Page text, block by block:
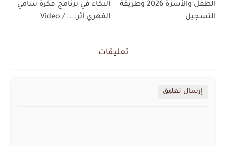
الطفل والأسرة 2026 وطريقة
التسجيل
البكاء في برنامج فكرة سامي
الفهري أثر.... / Video
تعليقات
إرسال تعليق